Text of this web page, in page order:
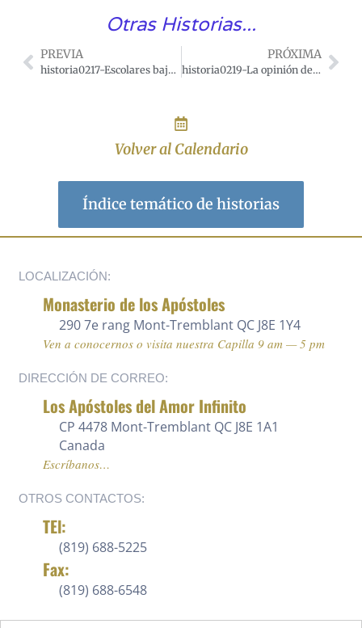
Otras Historias...
PREVIA
historia0217-Escolares bajo el árbol.
PRÓXIMA
historia0219-La opinión de un hombre inteligente sobre el darwinismo.
Volver al Calendario
Índice temático de historias
LOCALIZACIÓN:
Monasterio de los Apóstoles
290 7e rang Mont-Tremblant QC J8E 1Y4
Ven a conocernos o visita nuestra Capilla 9 am — 5 pm
DIRECCIÓN DE CORREO:
Los Apóstoles del Amor Infinito
CP 4478 Mont-Tremblant QC J8E 1A1
Canada
Escríbanos…
OTROS CONTACTOS:
TEl:
(819) 688-5225 ‍
Fax:
(819) 688-6548